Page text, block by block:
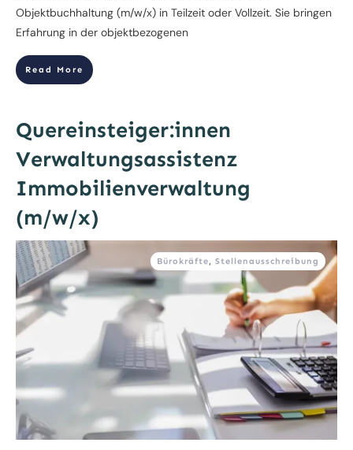
Objektbuchhaltung (m/w/x) in Teilzeit oder Vollzeit. Sie bringen
Erfahrung in der objektbezogenen
Read More
Quereinsteiger:innen
Verwaltungsassistenz
Immobilienverwaltung
(m/w/x)
Bürokräfte, Stellenausschreibung